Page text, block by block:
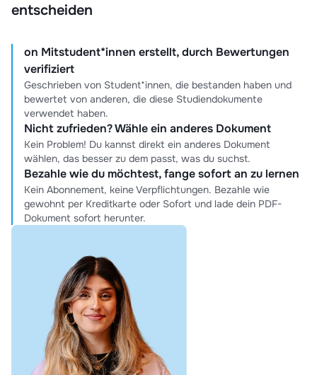
entscheiden
on Mitstudent*innen erstellt, durch Bewertungen
verifiziert
Geschrieben von Student*innen, die bestanden haben und
bewertet von anderen, die diese Studiendokumente
verwendet haben.
Nicht zufrieden? Wähle ein anderes Dokument
Kein Problem! Du kannst direkt ein anderes Dokument
wählen, das besser zu dem passt, was du suchst.
Bezahle wie du möchtest, fange sofort an zu lernen
Kein Abonnement, keine Verpflichtungen. Bezahle wie
gewohnt per Kreditkarte oder Sofort und lade dein PDF-
Dokument sofort herunter.